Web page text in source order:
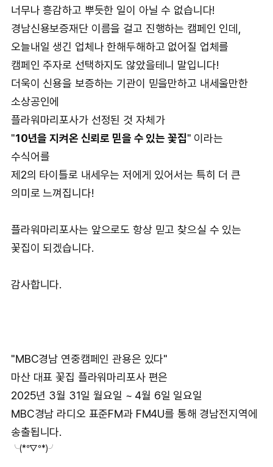
너무나 흥감하고 뿌듯한 일이 아닐 수 없습니다!
경남신용보증재단 이름을 걸고 진행하는 캠페인 인데,
오늘내일 생긴 업체나 한해두해하고 없어질 업체를
캠페인 주자로 선택하지도 않았을테니 말입니다!
더욱이 신용을 보증하는 기관이 믿을만하고 내세울만한
소상공인에
플라워마리포사가 선정된 것 자체가
"10년을 지켜온 신뢰로 믿을 수 있는 꽃집" 이라는
수식어를
제2의 타이틀로 내세우는 저에게 있어서는 특히 더 큰
의미로 느껴집니다!
플라워마리포사는 앞으로도 항상 믿고 찾으실 수 있는
꽃집이 되겠습니다.
감사합니다.
"MBC경남 연중캠페인 관용은 있다"
마산 대표 꽃집 플라워마리포사 편은
2025년 3월 31일 월요일 ~ 4월 6일 일요일
MBC경남 라디오 표준FM과 FM4U를 통해 경남전지역에
송출됩니다.
╰(*°▽°*)╯